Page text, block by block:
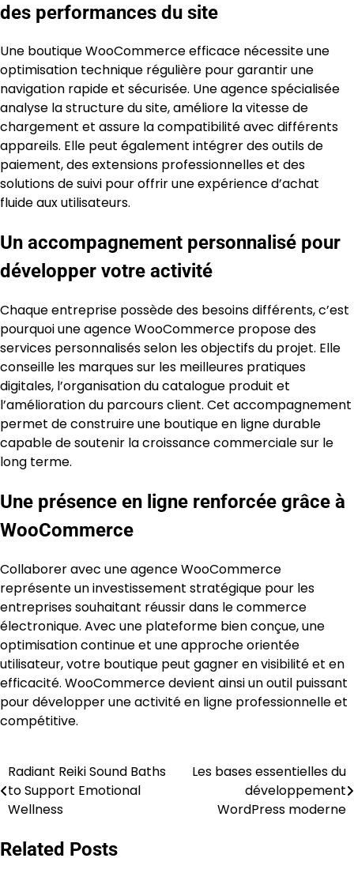
des performances du site
Une boutique WooCommerce efficace nécessite une
optimisation technique régulière pour garantir une
navigation rapide et sécurisée. Une agence spécialisée
analyse la structure du site, améliore la vitesse de
chargement et assure la compatibilité avec différents
appareils. Elle peut également intégrer des outils de
paiement, des extensions professionnelles et des
solutions de suivi pour offrir une expérience d’achat
fluide aux utilisateurs.
Un accompagnement personnalisé pour
développer votre activité
Chaque entreprise possède des besoins différents, c’est
pourquoi une agence WooCommerce propose des
services personnalisés selon les objectifs du projet. Elle
conseille les marques sur les meilleures pratiques
digitales, l’organisation du catalogue produit et
l’amélioration du parcours client. Cet accompagnement
permet de construire une boutique en ligne durable
capable de soutenir la croissance commerciale sur le
long terme.
Une présence en ligne renforcée grâce à
WooCommerce
Collaborer avec une agence WooCommerce
représente un investissement stratégique pour les
entreprises souhaitant réussir dans le commerce
électronique. Avec une plateforme bien conçue, une
optimisation continue et une approche orientée
utilisateur, votre boutique peut gagner en visibilité et en
efficacité. WooCommerce devient ainsi un outil puissant
pour développer une activité en ligne professionnelle et
compétitive.
Post
navigation
Radiant Reiki Sound Baths
to Support Emotional
Wellness
Les bases essentielles du
développement
WordPress moderne
Related Posts